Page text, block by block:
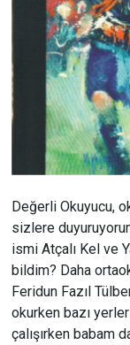
Değerli Okuyucu,
sizlere
ismi Atçalı Kel ve
bildim? Daha
Feridun Fazıl
okurken bazı
çalışırken babam